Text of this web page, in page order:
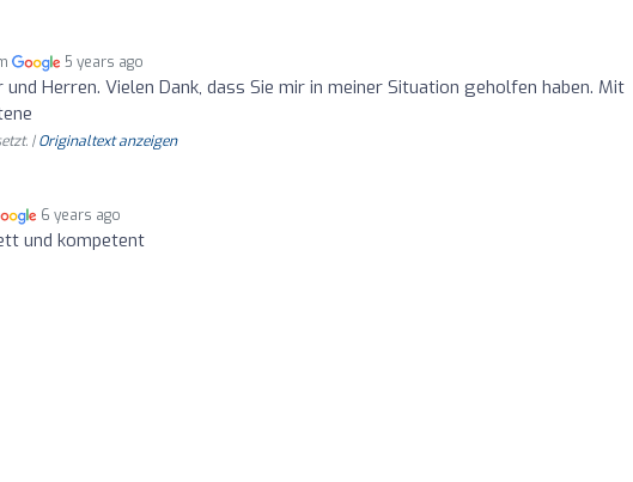
5 years ago
und Herren. Vielen Dank, dass Sie mir in meiner Situation geholfen haben. Mit
|Originaltext anzeigen
6 years ago
und kompetent